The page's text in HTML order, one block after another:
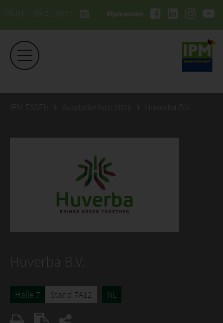
26.01. - 29.01.2027 #ipmessen
IPM ESSEN Ausstellerliste 2026 Huverba B.V.
Huverba B.V.
Halle 7 Stand 7A12 NL